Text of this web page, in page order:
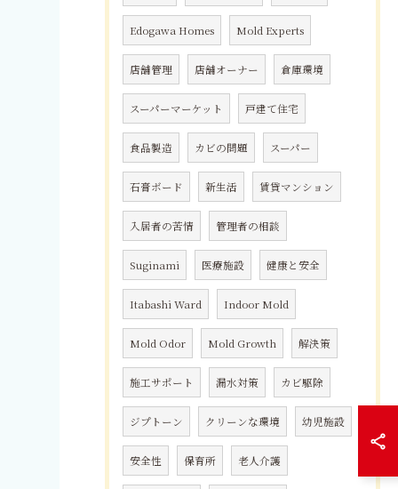
Edogawa Homes Mold Experts
店舗管理 店舗オーナー 倉庫環境
スーパーマーケット 戸建て住宅
食品製造 カビの問題 スーパー
石膏ボード 新生活 賃貸マンション
入居者の苦情 管理者の相談
Suginami 医療施設 健康と安全
Itabashi Ward Indoor Mold
Mold Odor Mold Growth 解決策
施工サポート 漏水対策 カビ駆除
ジプトーン クリーンな環境 幼児施設
安全性 保育所 老人介護